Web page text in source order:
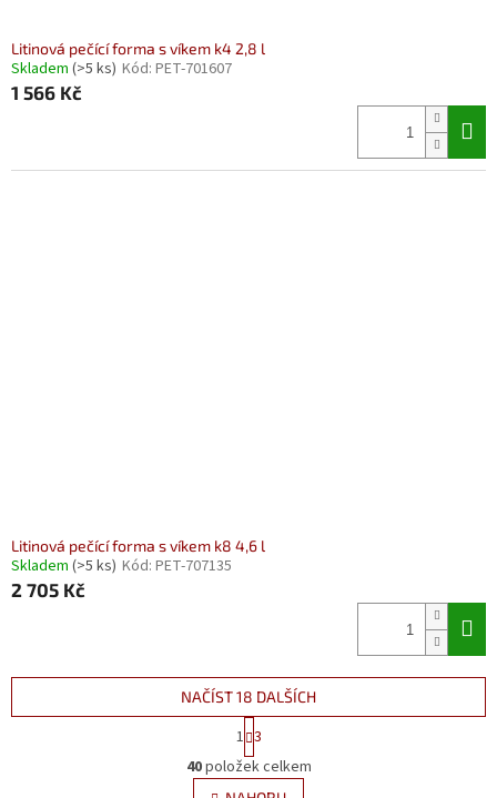
Litinová pečící forma s víkem k4 2,8 l
Skladem (>5 ks) Kód: PET-701607
1 566 Kč
Litinová pečící forma s víkem k8 4,6 l
Skladem (>5 ks) Kód: PET-707135
2 705 Kč
O
v
NAČÍST 18 DALŠÍCH
t
r
á
1 3
40položek celkem